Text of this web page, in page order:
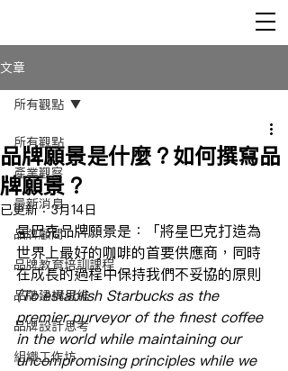
文章
所有觀點
產業觀察
最新消息
品牌顧問
品牌教育培訓課程
品牌建構思維
品牌設計思考
組織工作坊
所有觀點
品牌願景是什麼？如何撰寫品
牌願景？
已更新：3月14日
星巴克品牌願景是：「將星巴克打造為
世界上最好的咖啡的首要供應商，同時
在成長的過程中保持我們不妥協的原則
(To establish Starbucks as the
premier purveyor of the finest coffee
in the world while maintaining our
uncompromising principles while we